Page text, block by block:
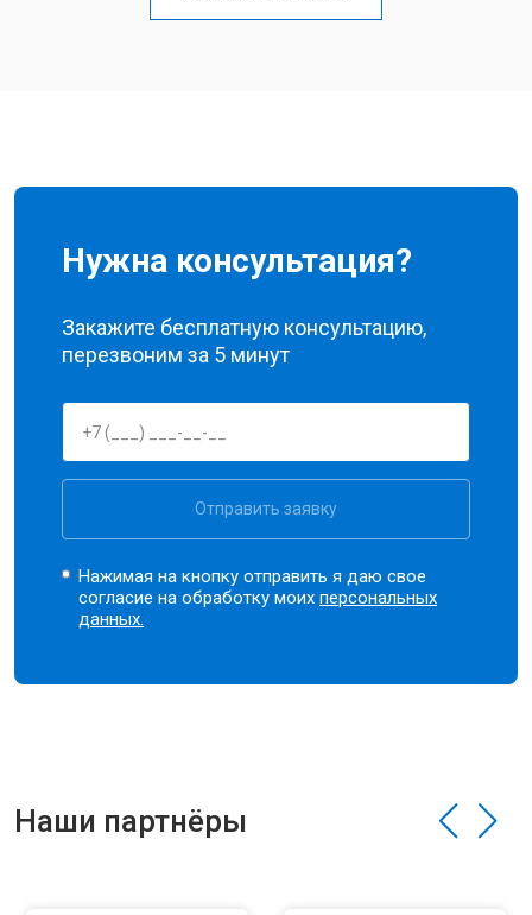
Нужна консультация?
Закажите бесплатную консультацию,
перезвоним за 5 минут
Отправить заявку
Нажимая на кнопку отправить я даю свое
согласие на обработку моихперсональных
данных.
Наши партнёры